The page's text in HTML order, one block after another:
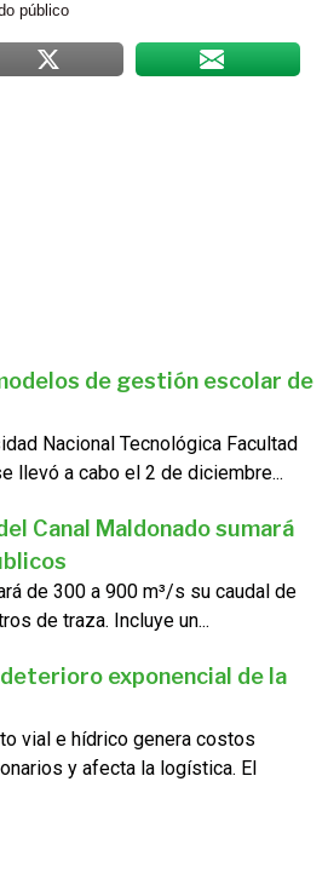
público
de gestión escolar de
Nacional Tecnológica Facultad
llevó a cabo el 2 de diciembre...
Canal Maldonado sumará
de 300 a 900 m³/s su caudal de
de traza. Incluye un...
exponencial de la
vial e hídrico genera costos
y afecta la logística. El